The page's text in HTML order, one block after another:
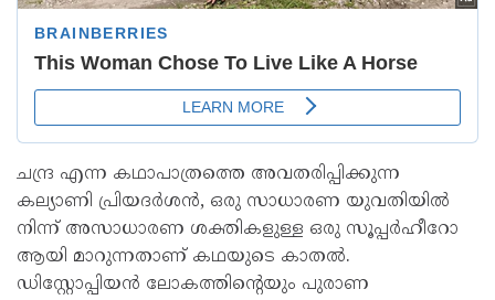
ചന്ദ്ര എന്ന കഥാപാത്രത്തെ അവതരിപ്പിക്കുന്ന
കല്യാണി പ്രിയദര്‍ശന്‍, ഒരു സാധാരണ യുവതിയില്‍
നിന്ന് അസാധാരണ ശക്തികളുള്ള ഒരു സൂപ്പര്‍ഹീറോ
ആയി മാറുന്നതാണ് കഥയുടെ കാതല്‍.
ഡിസ്റ്റോപ്പിയന്‍ ലോകത്തിന്റെയും പുരാണ